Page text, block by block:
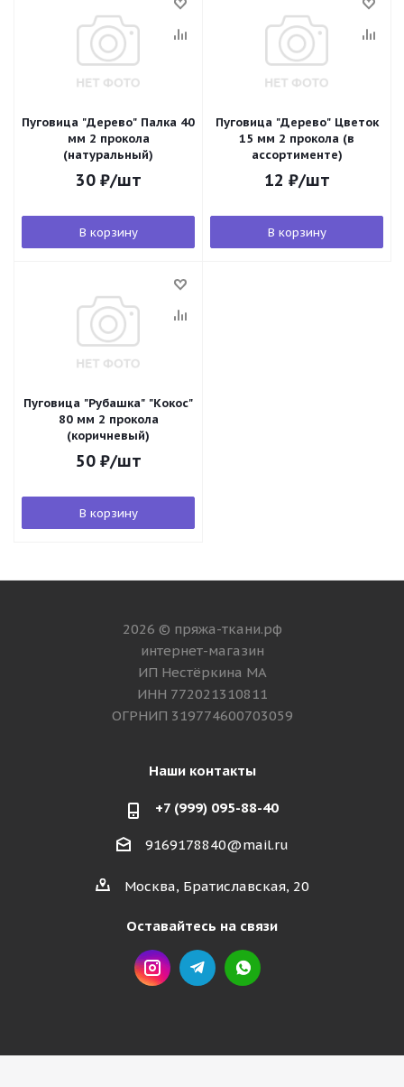
Пуговица "Дерево" Палка 40
мм 2 прокола
(натуральный)
30₽/шт
В корзину
Пуговица "Дерево" Цветок
15 мм 2 прокола (в
ассортименте)
12 ₽/шт
В корзину
Пуговица "Рубашка" "Кокос"
80 мм 2 прокола
(коричневый)
50₽/шт
В корзину
2026 © пряжа-ткани.рф
интернет-магазин
ИП Нестёркина МА
ИНН 772021310811
ОГРНИП 319774600703059
Наши контакты
+7 (999) 095-88-40
9169178840@mail.ru
Москва, Братиславская, 20
Оставайтесь на связи